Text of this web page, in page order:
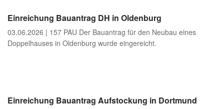
Einreichung Bauantrag DH in Oldenburg
03.06.2026 | 157 PAU Der Bauantrag für den Neubau eines
Doppelhauses in Oldenburg wurde eingereicht.
Einreichung Bauantrag Aufstockung in Dortmund